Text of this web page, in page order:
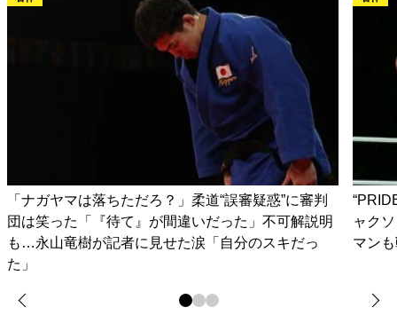
「ナガヤマは落ちただろ？」柔道“誤審疑惑”に審判
団は笑った「『待て』が間違いだった」不可解説明
も…永山竜樹が記者に見せた涙「自分のスキだっ
た」
ャク
マン